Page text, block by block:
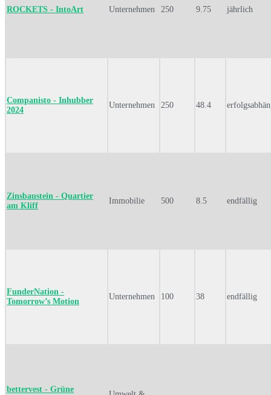
ROCKETS - IntoArt Unternehmen 250 9.75 jährlich
Companisto - Inhubber
2024
Unternehmen 250 48.4
Zinsbaustein - Quartier
am Kliff
Immobilie 500 8.5 endfällig
FunderNation -
Tomorrow’s Motion
Unternehmen 100 38 endfällig
bettervest - Grüne